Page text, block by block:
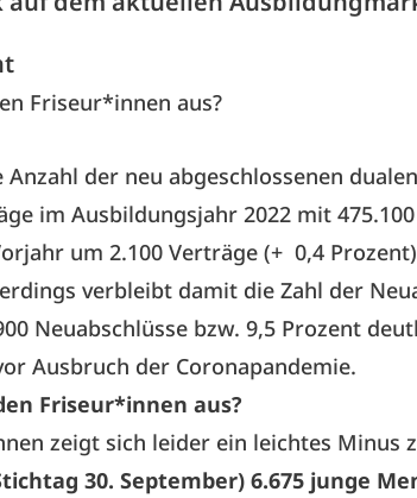
Friseur*innen aus?
der neu abgeschlossenen dualen
im Ausbildungsjahr 2022 mit
um 2.100 Verträge (+ 0,4
verbleibt damit die Zahl der
Neuabschlüsse bzw. 9,5 Prozent
Ausbruch der Coronapandemie.
Friseur*innen aus?
zeigt sich leider ein leichtes Minus
30. September) 6.675 junge